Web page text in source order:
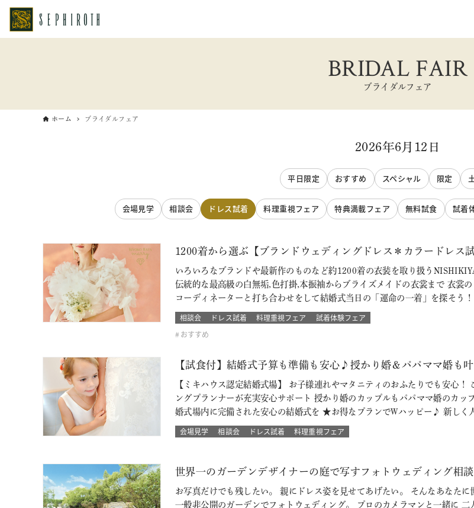
BRIDAL FAIR
ブライダルフェア
ホーム ブライダルフェア
2026年6月12日
平日限定 おすすめ スペシャル 限定
会場見学 相談会 ドレス試着 料理重視フェア 特典満載フェア 無料試食 試着
1200着から選ぶ【ブランドウェディングドレス＊カラードレス
いろいろなブランドや最新作のものなど約1200着の衣装を取り扱う
伝統的な最高級の白無垢,色打掛,本振袖からブライズメイドの衣裳まで 衣裳
コーディネーターと打ち合わせをして結婚式当日の「運命の一着」を探そう
相談会 ドレス試着 料理重視フェア
試着体験フェア
おすすめ
【試食付】結婚式予算も準備も安心♪授かり婚＆パパママ婚も
【ミキハウス認定結婚式場】 お子様連れやマタニティのおふたりでも安心
ングプランナーが充実安心サポート 授かり婚のカップルもパパママ婚のカ
婚式場内に完備された安心の結婚式を ★お得なプランでWハッピー♪ 新しく
会場見学 相談会 ドレス試着 料理重視フェア
世界一のガーデンデザイナーの庭で写すフォトウェディング相
お写真だけでも残したい。 親にドレス姿を見せてあげたい。 そんなあなた
一般非公開のガーデンでフォトウェディング。 プロのカメラマンと一緒に